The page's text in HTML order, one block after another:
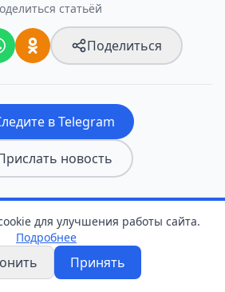
статьёй
Поделиться
в Telegram
новость
Оцените статью
😂 😮 😢
для улучшения работы сайта.
Подробнее
Принять